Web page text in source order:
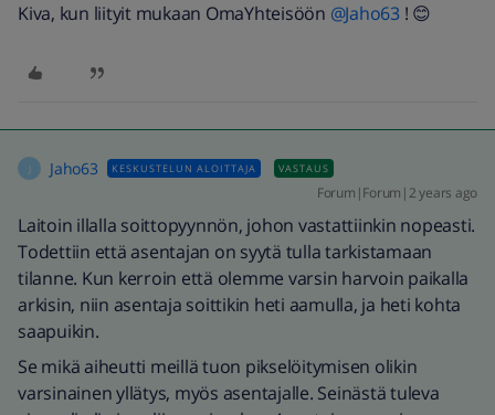
Kiva, kun liityit mukaan OmaYhteisöön @Jaho63 ! 😊
Jaho63 KESKUSTELUN ALOITTAJA VASTAUS
Forum|Forum|2 years ago
Laitoin illalla soittopyynnön, johon vastattiinkin nopeasti.
Todettiin että asentajan on syytä tulla tarkistamaan
tilanne. Kun kerroin että olemme varsin harvoin paikalla
arkisin, niin asentaja soittikin heti aamulla, ja heti kohta
saapuikin.
Se mikä aiheutti meillä tuon pikselöitymisen olikin
varsinainen yllätys, myös asentajalle. Seinästä tuleva